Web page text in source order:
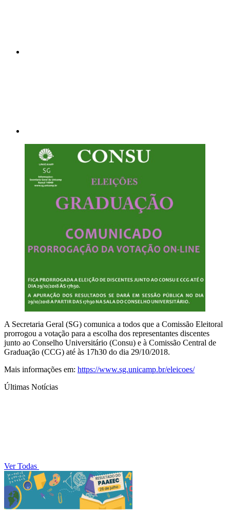
A Secretaria Geral (SG) comunica a todos que a Comissão Eleitoral
prorrogou a votação para a escolha dos representantes discentes
junto ao Conselho Universitário (Consu) e à Comissão Central de
Graduação (CCG) até às 17h30 do dia 29/10/2018.
Mais informações em: https://www.sg.unicamp.br/eleicoes/
Últimas Notícias
Ver Todas